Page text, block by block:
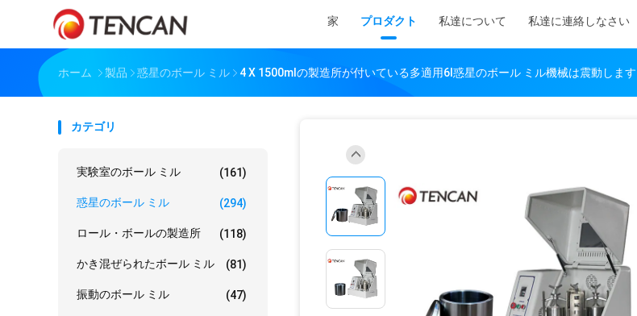
家 プロダクト 私達について 私達に連絡しなさい
ホーム 製品 惑星のボール ミル 4 X 1500mlの製造所が付いている多適用6l惑星のボール ミル機械は震動します
カテゴリ
実験室のボール ミル (161)
惑星のボール ミル (294)
ロール・ボールの製造所 (118)
かき混ぜられたボール ミル (81)
振動のボール ミル (47)